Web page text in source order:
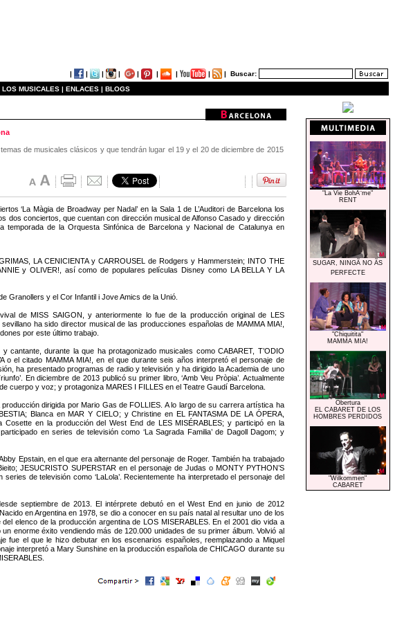
| | | | | | | | | Buscar:
LOS MUSICALES | ENLACES | BLOGS
de musicales clásicos y que tendrán lugar el 19 y el 20 de diciembre de 2015
‘La Màgia de Broadway per Nadal’ en la Sala 1 de L’Auditori de Barcelona los
dos conciertos, que cuentan con dirección musical de Alfonso Casado y dirección
de la Orquesta Sinfónica de Barcelona y Nacional de Catalunya en
LA CENICIENTA y CARROUSEL de Rodgers y Hammerstein; INTO THE
y OLIVER!, así como de populares películas Disney como LA BELLA Y LA
Granollers y el Cor Infantil i Jove Amics de la Unió.
de MISS SAIGON, y anteriormente lo fue de la producción original de LES
ha sido director musical de las producciones españolas de MAMMA MIA!,
por este último trabajo.
durante la que ha protagonizado musicales como CABARET, T’ODIO
o el citado MAMMA MIA!, en el que durante seis años interpretó el personaje de
ha presentado programas de radio y televisión y ha dirigido la Academia de uno
En diciembre de 2013 publicó su primer libro, ‘Amb Veu Pròpia’. Actualmente
cuerpo y voz; y protagoniza MARES I FILLES en el Teatre Gaudí Barcelona.
dirigida por Mario Gas de FOLLIES. A lo largo de su carrera artística ha
Blanca en MAR Y CIELO; y Christine en EL FANTASMA DE LA ÓPERA,
en la producción del West End de LES MISÉRABLES; y participó en la
en series de televisión como ‘La Sagrada Familia’ de Dagoll Dagom; y
Epstain, en el que era alternante del personaje de Roger. También ha trabajado
JESUCRISTO SUPERSTAR en el personaje de Judas o MONTY PYTHON’S
de televisión como ‘LaLola’. Recientemente ha interpretado el personaje del
septiembre de 2013. El intérprete debutó en el West End en junio de 2012
en Argentina en 1978, se dio a conocer en su país natal al resultar uno de los
elenco de la producción argentina de LOS MISERABLES. En el 2001 dio vida a
enorme éxito vendiendo más de 120.000 unidades de su primer álbum. Volvió al
fue el que le hizo debutar en los escenarios españoles, reemplazando a Miquel
interpretó a Mary Sunshine en la producción española de CHICAGO durante su
"La Vie BohÃ¨me"
RENT
SUGAR, NINGÃ NO ÃS
PERFECTE
"Chiquitita"
MAMMA MIA!
Obertura
EL CABARET DE LOS
HOMBRES PERDIDOS
"Wilkommen"
CABARET